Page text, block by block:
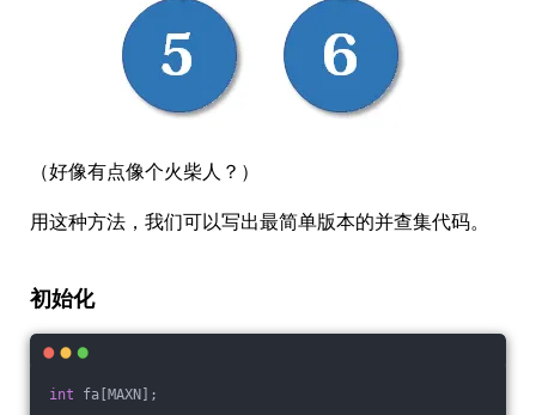
（好像有点像个火柴人？）
用这种方法，我们可以写出最简单版本的并查集代码。
初始化
int fa[MAXN];